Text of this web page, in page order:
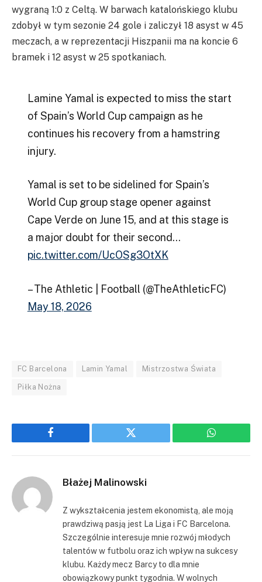
wygraną 1:0 z Celtą. W barwach katalońskiego klubu
zdobył w tym sezonie 24 gole i zaliczył 18 asyst w 45
meczach, a w reprezentacji Hiszpanii ma na koncie 6
bramek i 12 asyst w 25 spotkaniach.
Lamine Yamal is expected to miss the start
of Spain’s World Cup campaign as he
continues his recovery from a hamstring
injury.
Yamal is set to be sidelined for Spain’s
World Cup group stage opener against
Cape Verde on June 15, and at this stage is
a major doubt for their second…
pic.twitter.com/UcOSg3OtXK
– The Athletic | Football (@TheAthleticFC)
May 18, 2026
FC Barcelona Lamin Yamal Mistrzostwa Świata
Piłka Nożna
Facebook Twitter WhatsApp
Błażej Malinowski
Z wykształcenia jestem ekonomistą, ale moją
prawdziwą pasją jest La Liga i FC Barcelona.
Szczególnie interesuje mnie rozwój młodych
talentów w futbolu oraz ich wpływ na sukcesy
klubu. Każdy mecz Barcy to dla mnie
obowiązkowy punkt tygodnia. W wolnych